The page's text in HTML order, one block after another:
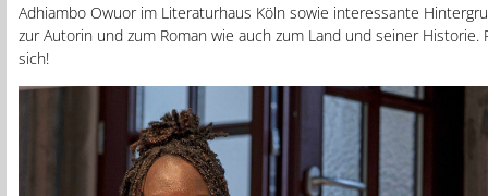
Adhiambo Owuor im Literaturhaus Köln sowie interessante
zur Autorin und zum Roman wie auch zum Land und seiner Historie.
sich!